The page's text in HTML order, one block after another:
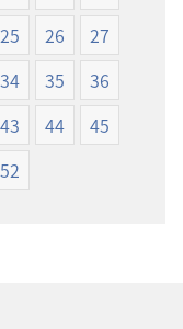
ン
界
聖
ン
界
25 26
27
34 35
36
43 44
45
52